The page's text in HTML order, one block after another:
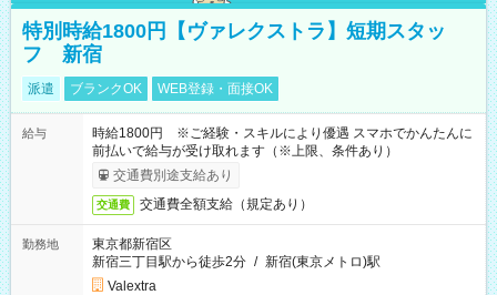
特別時給1800円【ヴァレクストラ】短期スタッ
フ 新宿
派遣 ブランクOK WEB登録・面接OK
給与
時給1800円 ※ご経験・スキルにより優遇 スマホでかんたんに
前払いで給与が受け取れます（※上限、条件あり）
交通費別途支給あり
交通費 交通費全額支給（規定あり）
勤務地
東京都新宿区
新宿三丁目駅から徒歩2分 / 新宿(東京メトロ)駅
Valextra